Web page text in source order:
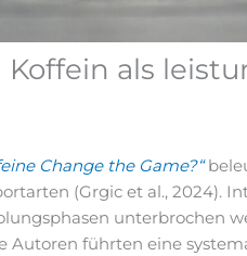
Koffein als
Change the Game?“
(Grgic et al., 2024).
unterbrochen
Autoren führten eine